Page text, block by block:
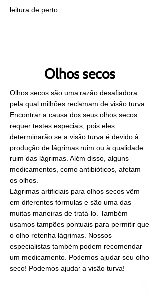
leitura de perto.
Olhos secos
Olhos secos são uma razão desafiadora
pela qual milhões reclamam de visão turva.
Encontrar a causa dos seus olhos secos
requer testes especiais, pois eles
determinarão se a visão turva é devido à
produção de lágrimas ruim ou à qualidade
ruim das lágrimas. Além disso, alguns
medicamentos, como antibióticos, afetam
os olhos.
Lágrimas artificiais para olhos secos vêm
em diferentes fórmulas e são uma das
muitas maneiras de tratá-lo. Também
usamos tampões pontuais para permitir que
o olho retenha lágrimas. Nossos
especialistas também podem recomendar
um medicamento. Podemos ajudar seu olho
seco! Podemos ajudar a visão turva!